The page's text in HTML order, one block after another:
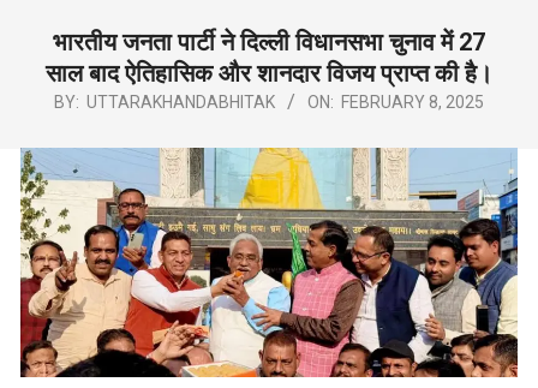
भारतीय जनता पार्टी ने दिल्ली विधानसभा चुनाव में 27
साल बाद ऐतिहासिक और शानदार विजय प्राप्त की है।
BY: UTTARAKHANDABHITAK ON: FEBRUARY 8, 2025